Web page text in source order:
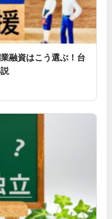
融資はこう選ぶ！台